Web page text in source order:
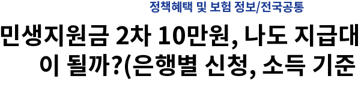
정책혜택 및 보험 정보/전국공통
민생지원금 2차 10만원, 나도 지급
이 될까?(은행별 신청, 소득 기